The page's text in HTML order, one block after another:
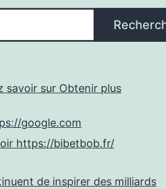
savoir sur Obtenir plus
google.com
https://bibetbob.fr/
de inspirer des milliards